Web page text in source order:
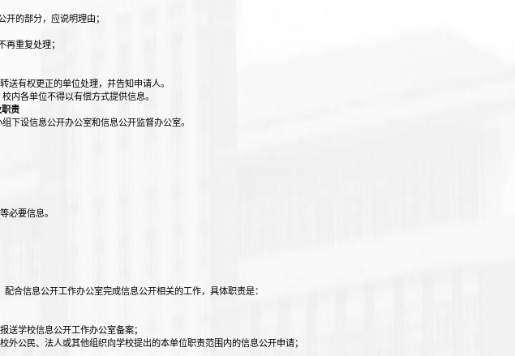
的部分，应说明理由；
重复处理；
有权更正的单位处理，并告知申请人。
内各单位不得以有偿方式提供信息。
责
下设信息公开办公室和信息公开监督办公室。
必要信息。
合信息公开工作办公室完成信息公开相关的工作，具体职责是：
学校信息公开工作办公室备案；
公民、法人或其他组织向学校提出的本单位职责范围内的信息公开申请；